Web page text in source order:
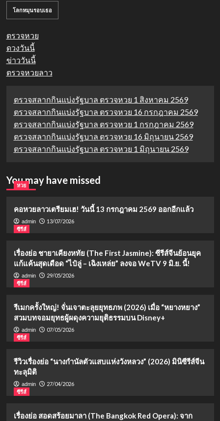
โลกหมุนรอบเธอ
ตรวจหวย
ดวงวันนี้
ข่าววันนี้
ตรวจหวยลาว
ตรวจสลากกินแบ่งรัฐบาล ตรวจหวย 1 สิงหาคม 2569
ตรวจสลากกินแบ่งรัฐบาล ตรวจหวย 16 กรกฎาคม 2569
ตรวจสลากกินแบ่งรัฐบาล ตรวจหวย 1 กรกฎาคม 2569
ตรวจสลากกินแบ่งรัฐบาล ตรวจหวย 16 มิถุนายน 2569
ตรวจสลากกินแบ่งรัฐบาล ตรวจหวย 1 มิถุนายน 2569
You may have missed
หวย
คอหวยลาวเตรียมเฮ! วันนี้ 13 กรกฎาคม 2569 ออกอีกแล้ว
admin
13/07/2026
ซีรีส์
เรื่องย่อ ชายาเคียงหทัย (The First Jasmine): ซีรีส์จีนย้อนยุค
แก้แค้นสุดเดือด “ไป๋ลู่ – เฉิงเหล่ย” ลงจอ WeTV 9 มิ.ย. นี้!
admin
29/05/2026
ซีรีส์
รีเมกครั้งใหญ่! จั่นเจาตะลุยยุทธภพ (2026) เมื่อ “หยางหยาง”
สวมบทจอมยุทธผู้ผดุงความยุติธรรมบน Disney+
admin
07/05/2026
ซีรีส์
รีวิวเรื่องย่อ “นางกำนัลตัวแสบแห่งวังหลวง” (2026) มินิซีรีส์จีน
ทะลุมิติ
admin
27/04/2026
ซีรีส์
เรื่องย่อ สอดสร้อยมาลา (The Bangkok Red Opera): จาก